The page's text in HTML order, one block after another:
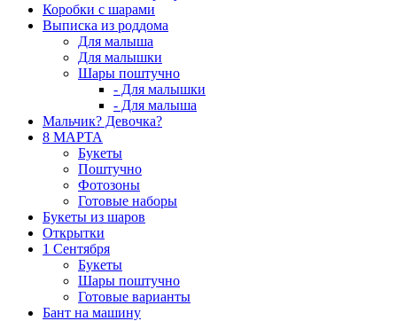
Коробки с шарами
Выписка из роддома
Для малыша
Для малышки
Шары поштучно
- Для малышки
- Для малыша
Мальчик? Девочка?
8 МАРТА
Букеты
Поштучно
Фотозоны
Готовые наборы
Букеты из шаров
Открытки
1 Сентября
Букеты
Шары поштучно
Готовые варианты
Бант на машину